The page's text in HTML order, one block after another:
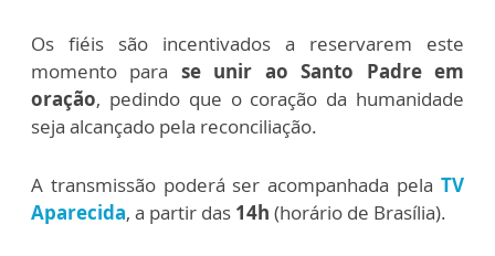
Os fiéis são incentivados a reservarem este
momento para se unir ao Santo Padre em
oração, pedindo que o coração da humanidade
seja alcançado pela reconciliação.
A transmissão poderá ser acompanhada pela TV
Aparecida, a partir das 14h (horário de Brasília).